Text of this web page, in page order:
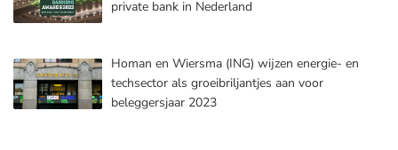
private bank in Nederland
Homan en Wiersma (ING) wijzen energie- en
techsector als groeibriljantjes aan voor
beleggersjaar 2023